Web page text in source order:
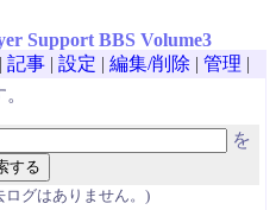
Support BBS Volume3
| 記事 | 設定 | 編集/削除 | 管理 |
を
グはありません。)